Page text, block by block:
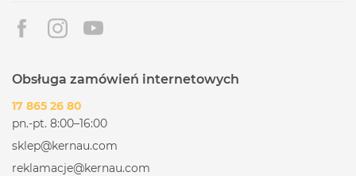
Obsługa zamówień internetowych
17 865 26 80
pn.-pt. 8:00–16:00
sklep@kernau.com
reklamacje@kernau.com